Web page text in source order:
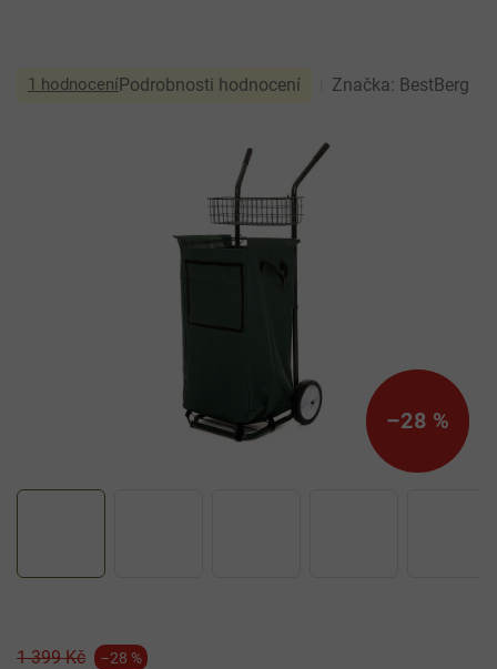
Průměrné
1 hodnoceníPodrobnosti hodnocení Značka: BestBerg
–28 %
1 399 Kč –28 %